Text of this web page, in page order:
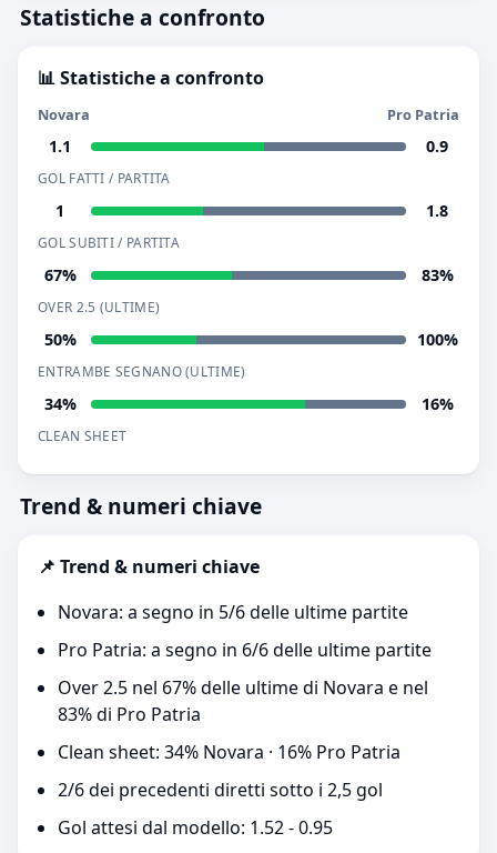
Statistiche a confronto
📊 Statistiche a confronto
Novara Pro Patria
1.1 0.9
GOL FATTI / PARTITA
1 1.8
GOL SUBITI / PARTITA
67% 83%
OVER 2.5 (ULTIME)
50% 100%
ENTRAMBE SEGNANO (ULTIME)
34% 16%
CLEAN SHEET
Trend & numeri chiave
📌 Trend & numeri chiave
Novara: a segno in 5/6 delle ultime partite
Pro Patria: a segno in 6/6 delle ultime partite
Over 2.5 nel 67% delle ultime di Novara e nel
83% di Pro Patria
Clean sheet: 34% Novara · 16% Pro Patria
2/6 dei precedenti diretti sotto i 2,5 gol
Gol attesi dal modello: 1.52 - 0.95